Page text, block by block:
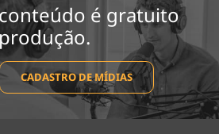
é gratuito
CADASTRO DE MÍDIAS